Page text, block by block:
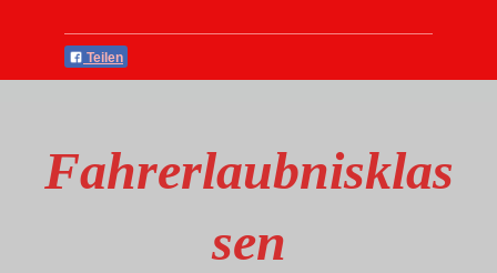
Teilen
Fahrerlaubnisklas
sen